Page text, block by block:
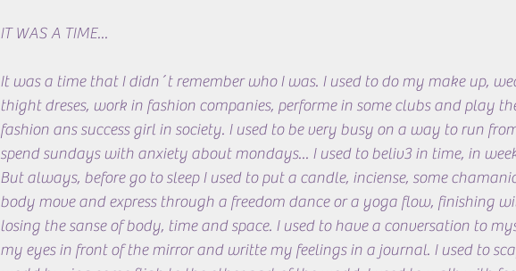
IT WAS A TIME...
It was a time that I didn´t remember who I was. I used to do my make up,
thight dreses, work in fashion companies, performe in some clubs and play
fashion ans success girl in society. I used to be very busy on a way to run
spend sundays with anxiety about mondays... I used to beliv3 in time, in
But always, before go to sleep I used to put a candle, inciense, some
body move and express through a freedom dance or a yoga flow, finishing
losing the sanse of body, time and space. I used to have a conversation to
my eyes in front of the mirror and writte my feelings in a journal. I used to